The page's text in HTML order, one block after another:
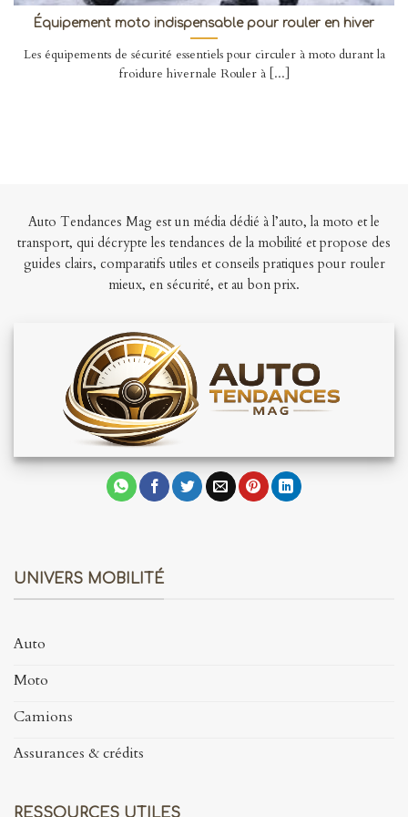
Équipement moto indispensable pour rouler en hiver
Les équipements de sécurité essentiels pour circuler à moto durant la
froidure hivernale Rouler à [...]
Auto Tendances Mag est un média dédié à l’auto, la moto et le
transport, qui décrypte les tendances de la mobilité et propose des
guides clairs, comparatifs utiles et conseils pratiques pour rouler
mieux, en sécurité, et au bon prix.
UNIVERS MOBILITÉ
Auto
Moto
Camions
Assurances & crédits
RESSOURCES UTILES